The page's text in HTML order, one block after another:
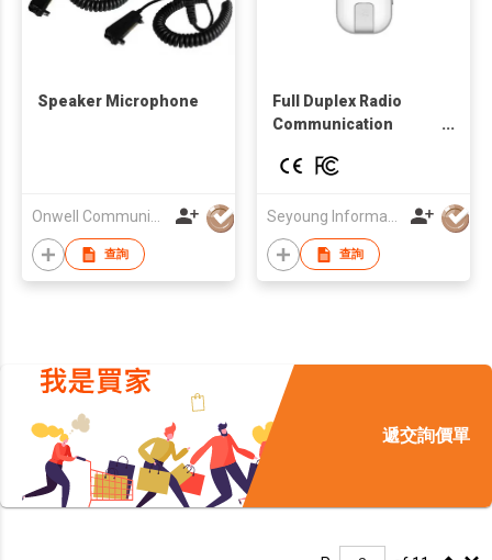
Speaker Microphone
查詢
Full Duplex Radio
Communication
查詢
遞交詢價單